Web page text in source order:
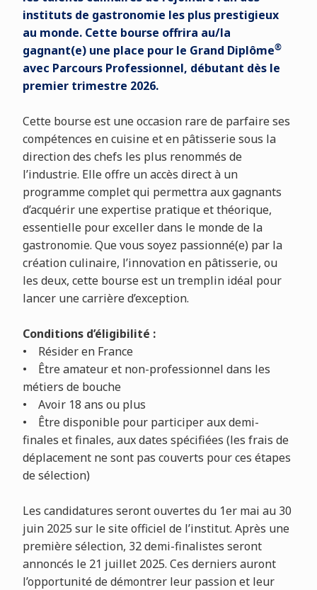
instituts de gastronomie les plus prestigieux
au monde. Cette bourse offrira au/la
gagnant(e) une place pour le Grand Diplôme®
avec Parcours Professionnel, débutant dès le
premier trimestre 2026.
Cette bourse est une occasion rare de parfaire ses
compétences en cuisine et en pâtisserie sous la
direction des chefs les plus renommés de
l’industrie. Elle offre un accès direct à un
programme complet qui permettra aux gagnants
d’acquérir une expertise pratique et théorique,
essentielle pour exceller dans le monde de la
gastronomie. Que vous soyez passionné(e) par la
création culinaire, l’innovation en pâtisserie, ou
les deux, cette bourse est un tremplin idéal pour
lancer une carrière d’exception.
Conditions d’éligibilité :
• Résider en France
• Être amateur et non-professionnel dans les
métiers de bouche
• Avoir 18 ans ou plus
• Être disponible pour participer aux demi-
finales et finales, aux dates spécifiées (les frais de
déplacement ne sont pas couverts pour ces étapes
de sélection)
Les candidatures seront ouvertes du 1er mai au 30
juin 2025 sur le site officiel de l’institut. Après une
première sélection, 32 demi-finalistes seront
annoncés le 21 juillet 2025. Ces derniers auront
l’opportunité de démontrer leur passion et leur